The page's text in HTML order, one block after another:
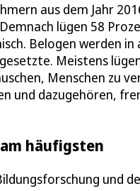
aus dem Jahr
lügen 58
Belogen werden
Meistens
Menschen zu
und dazugehören,
häufigsten
und